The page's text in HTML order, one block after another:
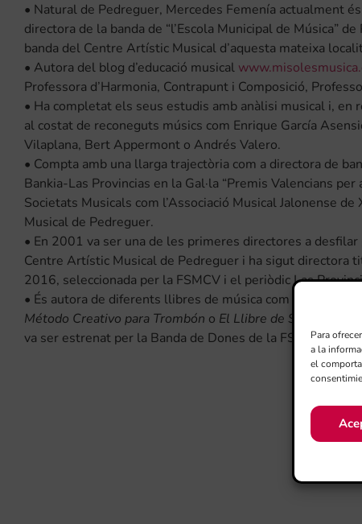
Para
a la
el
• Natural de Pedreguer, Mercedes Femenía actualment
directora de la banda de “l’Escola Municipal de Música”
banda del Centre Artístic Musical d’aquesta mateixa
• Autora del blog d’educació musical
Professora d’Harmonia, Contrapunt i Composició,
• Ha completat els seus estudis amb anàlisi musical i, en
al costat de reconeguts músics com Enrique García
Vilaplana, Bert Appermont o Andrés Valero.
• Compta amb una llarga trajectòria com a directora de
Bankia-Las Provincias en la Gal·la “Premis Valencians
Societats Musicals com l’Associació Musical Jalonense
Musical de Pedreguer.
• En 2001 va ser una de les primeres directores a
Centre Artístic Musical de Pedreguer i ha sigut directora
2016, seleccionada per la FSMCV i el periòdic Las
• És autora de diferents llibres de música com el projecte
Método Creativo para Trombón o El Llibre de Solfa
va ser estrenat per la Banda de Dones de la FSMCV.